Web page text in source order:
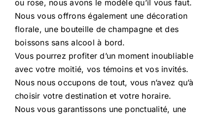
ou rose, nous avons le modèle qu’il vous faut.
Nous vous offrons également une décoration
florale, une bouteille de champagne et des
boissons sans alcool à bord.
Vous pourrez profiter d’un moment inoubliable
avec votre moitié, vos témoins et vos invités.
Nous nous occupons de tout, vous n’avez qu’à
choisir votre destination et votre horaire.
Nous vous garantissons une ponctualité, une